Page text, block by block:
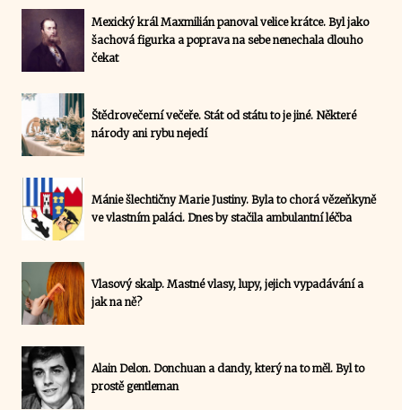
Mexický král Maxmilián panoval velice krátce. Byl jako
šachová figurka a poprava na sebe nenechala dlouho
čekat
Štědrovečerní večeře. Stát od státu to je jiné. Některé
národy ani rybu nejedí
Mánie šlechtičny Marie Justiny. Byla to chorá vězeňkyně
ve vlastním paláci. Dnes by stačila ambulantní léčba
Vlasový skalp. Mastné vlasy, lupy, jejich vypadávání a
jak na ně?
Alain Delon. Donchuan a dandy, který na to měl. Byl to
prostě gentleman